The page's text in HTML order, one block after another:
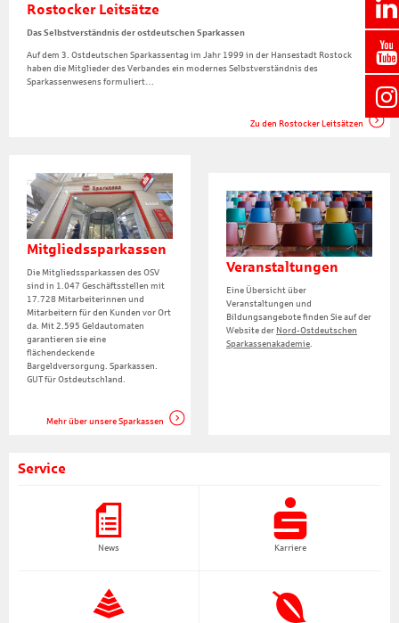
Rostocker Leitsätze
Das Selbstverständnis der ostdeutschen Sparkassen
Auf dem 3. Ostdeutschen Sparkassentag im Jahr 1999 in der Hansestadt Rostock
haben die Mitglieder des Verbandes ein modernes Selbstverständnis des
Sparkassenwesens formuliert…
Zu den Rostocker Leitsätzen
Mitgliedssparkassen
Die Mitgliedssparkassen des OSV
sind in 1.047 Geschäftsstellen mit
17.728 Mitarbeiterinnen und
Mitarbeitern für den Kunden vor Ort
da. Mit 2.595 Geldautomaten
garantieren sie eine
flächendeckende
Bargeldversorgung. Sparkassen.
GUT für Ostdeutschland.
Mehr über unsere Sparkassen
Veranstaltungen
Eine Übersicht über
Veranstaltungen und
Bildungsangebote finden Sie auf der
Website der Nord-Ostdeutschen
Sparkassenakademie
Service
News Karriere